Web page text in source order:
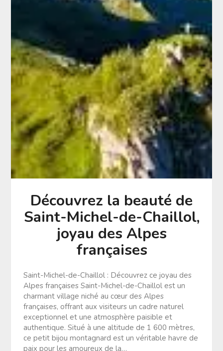
Découvrez la beauté de
Saint-Michel-de-Chaillol,
joyau des Alpes
françaises
Saint-Michel-de-Chaillol : Découvrez ce joyau des
Alpes françaises Saint-Michel-de-Chaillol est un
charmant village niché au cœur des Alpes
françaises, offrant aux visiteurs un cadre naturel
exceptionnel et une atmosphère paisible et
authentique. Situé à une altitude de 1 600 mètres,
ce petit bijou montagnard est un véritable havre de
paix pour les amoureux de la…